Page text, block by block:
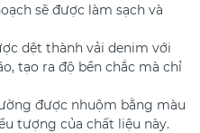
sẽ được làm sạch và
dệt thành vải denim với
tạo ra độ bền chắc mà chỉ
được nhuộm bằng màu
tượng của chất liệu này.